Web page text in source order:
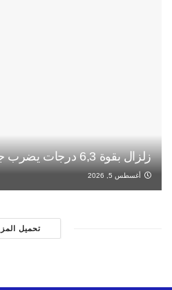
زلزال بقوة 6,3 درجات يضرب جنوب الفيليبين
أغسطس 5, 2026
تحميل